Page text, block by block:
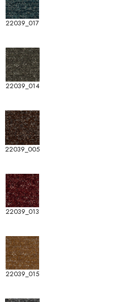
22039_017
22039_014
22039_005
22039_013
22039_015